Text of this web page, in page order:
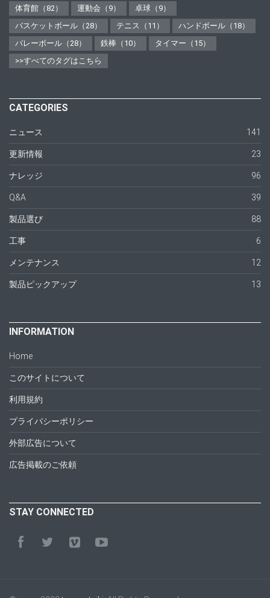
体育館（82）
運動会（9）
卓球（9）
バスケットボール（28）
テニス（11）
ハンドボール（18）
バレーボール（28）
鉄棒（10）
タイマー（15）
>>すべてのタグはこちら
CATEGORIES
ニュース 141
更新情報 23
ナレッジ 96
Q&A 39
製品選び 88
工事 6
メンテナンス 12
製品ピックアップ 13
INFORMATION
Home
このサイトについて
利用規約
プライバシーポリシー
外部広告について
広告掲載のご依頼
STAY CONNECTED